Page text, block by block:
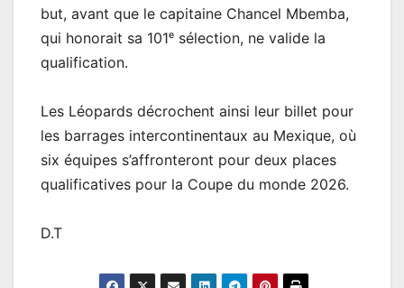
but, avant que le capitaine Chancel Mbemba,
qui honorait sa 101ᵉ sélection, ne valide la
qualification.
Les Léopards décrochent ainsi leur billet pour
les barrages intercontinentaux au Mexique, où
six équipes s’affronteront pour deux places
qualificatives pour la Coupe du monde 2026.
D.T